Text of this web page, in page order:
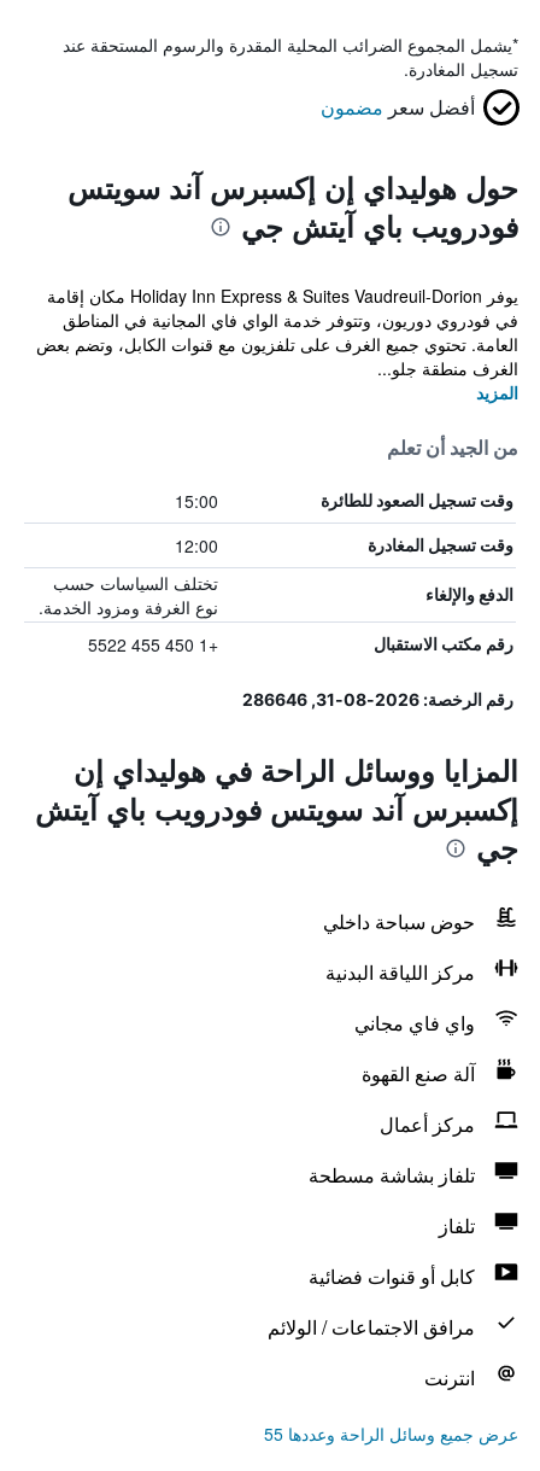
*يشمل المجموع الضرائب المحلية المقدرة والرسوم المستحقة عند
تسجيل المغادرة.
أفضل سعر مضمون
حول هوليداي إن إكسبرس آند سويتس
فودرويب باي آيتش جي
يوفر Holiday Inn Express & Suites Vaudreuil-Dorion مكان إقامة
في فودروي دوريون، وتتوفر خدمة الواي فاي المجانية في المناطق
العامة. تحتوي جميع الغرف على تلفزيون مع قنوات الكابل، وتضم بعض
الغرف منطقة جلو...
المزيد
من الجيد أن تعلم
وقت تسجيل الصعود للطائرة 15:00
وقت تسجيل المغادرة 12:00
الدفع والإلغاء
تختلف السياسات حسب
نوع الغرفة ومزود الخدمة.
رقم مكتب الاستقبال +1 450 455 5522
رقم الرخصة: 2026-08-31, 286646
المزايا ووسائل الراحة في هوليداي إن
إكسبرس آند سويتس فودرويب باي آيتش
جي
حوض سباحة داخلي
مركز اللياقة البدنية
واي فاي مجاني
آلة صنع القهوة
مركز أعمال
تلفاز بشاشة مسطحة
تلفاز
كابل أو قنوات فضائية
مرافق الاجتماعات / الولائم
انترنت
عرض جميع وسائل الراحة وعددها 55